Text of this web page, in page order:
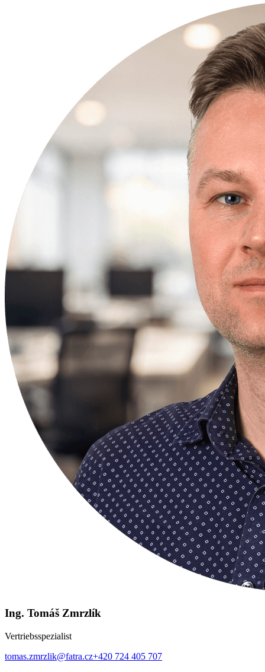
Ing. Tomáš Zmrzlík
Vertriebsspezialist
tomas.zmrzlik@fatra.cz+420 724 405 707